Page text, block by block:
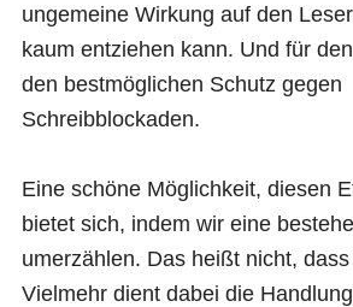
ungemeine Wirkung auf den
kaum entziehen kann. Und für
den bestmöglichen Schutz gegen
Schreibblockaden.
Eine schöne Möglichkeit, diesen
bietet sich, indem wir eine
umerzählen. Das heißt nicht,
Vielmehr dient dabei die